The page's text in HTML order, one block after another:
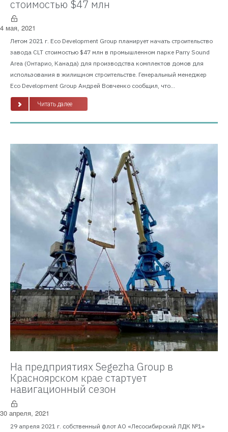
стоимостью $47 млн
4 мая, 2021
Летом 2021 г. Eco Development Group планирует начать строительство
завода CLT стоимостью $47 млн в промышленном парке Parry Sound
Area (Онтарио, Канада) для производства комплектов домов для
использования в жилищном строительстве. Генеральный менеджер
Eco Development Group Андрей Вовченко сообщил, что...
Читать далее
На предприятиях Segezha Group в
Красноярском крае стартует
навигационный сезон
30 апреля, 2021
29 апреля 2021 г. собственный флот АО «Лесосибирский ЛДК №1»